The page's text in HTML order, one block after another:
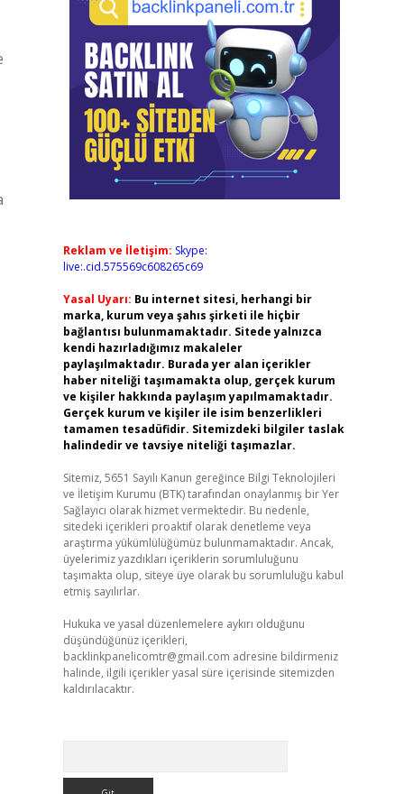
Reklam ve İletişim: Skype:
live:.cid.575569c608265c69
Yasal Uyarı: Bu internet sitesi, herhangi bir
marka, kurum veya şahıs şirketi ile hiçbir
bağlantısı bulunmamaktadır. Sitede yalnızca
kendi hazırladığımız makaleler
paylaşılmaktadır. Burada yer alan içerikler
haber niteliği taşımamakta olup, gerçek kurum
ve kişiler hakkında paylaşım yapılmamaktadır.
Gerçek kurum ve kişiler ile isim benzerlikleri
tamamen tesadüfidir. Sitemizdeki bilgiler taslak
halindedir ve tavsiye niteliği taşımazlar.
Sitemiz, 5651 Sayılı Kanun gereğince Bilgi Teknolojileri
ve İletişim Kurumu (BTK) tarafından onaylanmış bir Yer
Sağlayıcı olarak hizmet vermektedir. Bu nedenle,
sitedeki içerikleri proaktif olarak denetleme veya
araştırma yükümlülüğümüz bulunmamaktadır. Ancak,
üyelerimiz yazdıkları içeriklerin sorumluluğunu
taşımakta olup, siteye üye olarak bu sorumluluğu kabul
etmiş sayılırlar.
Hukuka ve yasal düzenlemelere aykırı olduğunu
düşündüğünüz içerikleri,
backlinkpanelicomtr@gmail.com adresine bildirmeniz
halinde, ilgili içerikler yasal süre içerisinde sitemizden
kaldırılacaktır.